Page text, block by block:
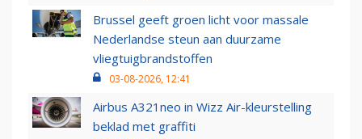
Brussel geeft groen licht voor massale
Nederlandse steun aan duurzame
vliegtuigbrandstoffen
03-08-2026, 12:41
Airbus A321neo in Wizz Air-kleurstelling
beklad met graffiti